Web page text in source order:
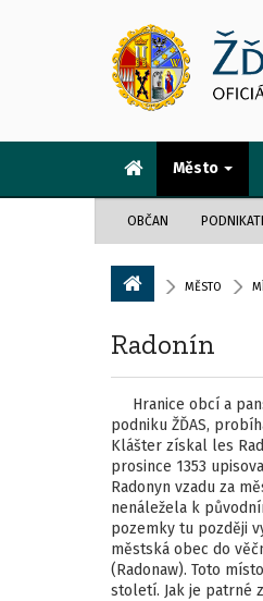
Město
OBČAN
MĚSTO
Radonín
Hranice obcí a
podniku ŽĎAS,
Klášter získal les
prosince 1353
Radonyn vzadu za
nenáležela k
pozemky tu později
městská obec do
(Radonaw). Toto
století. Jak je patrné